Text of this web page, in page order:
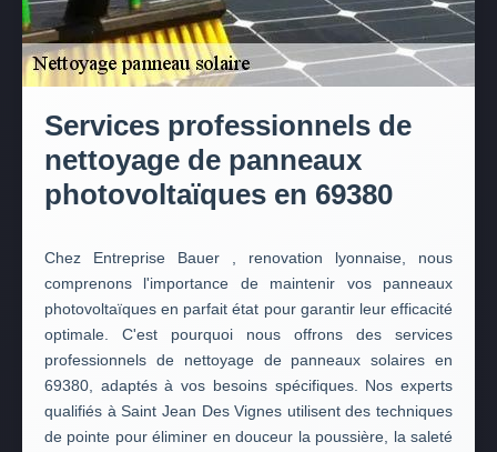
Services professionnels de
nettoyage de panneaux
photovoltaïques en 69380
Chez Entreprise Bauer , renovation lyonnaise, nous
comprenons l'importance de maintenir vos panneaux
photovoltaïques en parfait état pour garantir leur efficacité
optimale. C'est pourquoi nous offrons des services
professionnels de nettoyage de panneaux solaires en
69380, adaptés à vos besoins spécifiques. Nos experts
qualifiés à Saint Jean Des Vignes utilisent des techniques
de pointe pour éliminer en douceur la poussière, la saleté